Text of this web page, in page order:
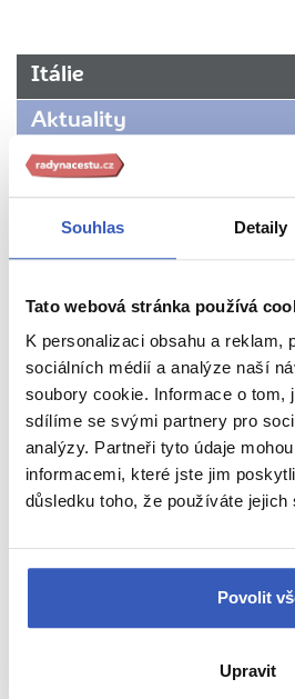
Souhlas Detaily
Tato webová stránka používá
K personalizaci obsahu a reklam,
sociálních médií a analýze naší
soubory cookie. Informace o tom,
sdílíme se svými partnery pro
analýzy. Partneři tyto údaje
informacemi, které jste jim
důsledku toho, že používáte jejich
Povolit
Upravit
URL
www.radynacestu.cz/magazin/
Itálie
Aktuality
Fotomagazín
Jídlo a pití
Nepropásněte
Oblíbená místa
Abruzzo
Apulie
Basilicata
Brixen neboli Bressanone
Furlansko-Julské